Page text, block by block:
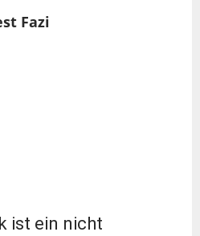
Fazi
ist ein nicht